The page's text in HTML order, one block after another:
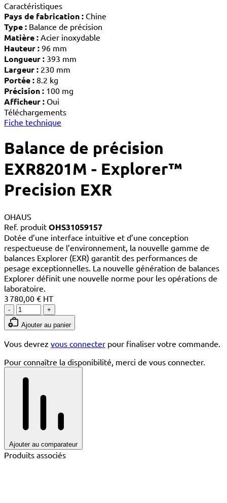
Caractéristiques
Pays de fabrication : Chine
Type : Balance de précision
Matière : Acier inoxydable
Hauteur : 96 mm
Longueur : 393 mm
Largeur : 230 mm
Portée : 8.2 kg
Précision : 100 mg
Afficheur : Oui
Téléchargements
Fiche technique
Balance de précision
EXR8201M - Explorer™
Precision EXR
OHAUS
Ref. produit OHS31059157
Dotée d’une interface intuitive et d’une conception
respectueuse de l’environnement, la nouvelle gamme de
balances Explorer (EXR) garantit des performances de
pesage exceptionnelles. La nouvelle génération de balances
Explorer définit une nouvelle norme pour les opérations de
laboratoire.
3 780,00 € HT
-
+
Ajouter au panier
Vous devrez vous connecter pour finaliser votre commande.
Pour connaître la disponibilité, merci de vous connecter.
Ajouter au comparateur
Produits associés